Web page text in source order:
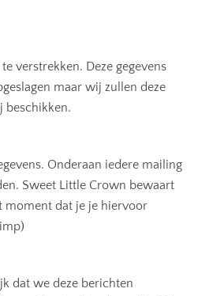
verstrekken. Deze gegevens
maar wij zullen deze
beschikken.
Onderaan iedere mailing
Sweet Little Crown bewaart
moment dat je je hiervoor
dat we deze berichten